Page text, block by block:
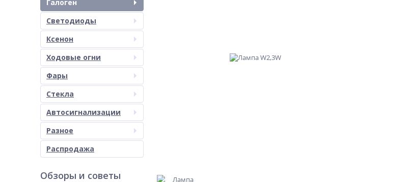
Галоген
Светодиоды
Ксенон
Ходовые огни
Фары
Стекла
Автосигнализации
Разное
Распродажа
Обзоры и советы